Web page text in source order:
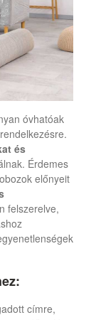
óvhatóak
és
Érdemes
előnyeit
felszerelve,
címre,